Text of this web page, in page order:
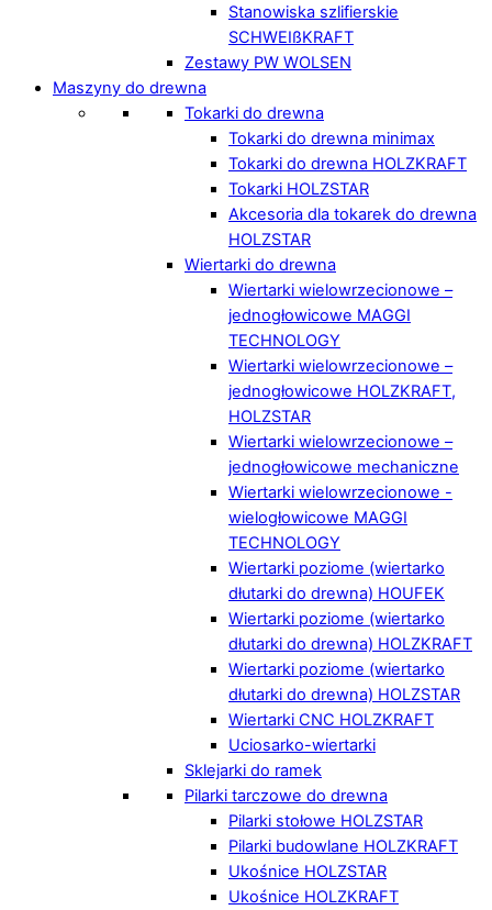
Stanowiska szlifierskie
SCHWEIßKRAFT
Zestawy PW WOLSEN
Maszyny do drewna
Tokarki do drewna
Tokarki do drewna minimax
Tokarki do drewna HOLZKRAFT
Tokarki HOLZSTAR
Akcesoria dla tokarek do drewna
HOLZSTAR
Wiertarki do drewna
Wiertarki wielowrzecionowe –
jednogłowicowe MAGGI
TECHNOLOGY
Wiertarki wielowrzecionowe –
jednogłowicowe HOLZKRAFT,
HOLZSTAR
Wiertarki wielowrzecionowe –
jednogłowicowe mechaniczne
Wiertarki wielowrzecionowe -
wielogłowicowe MAGGI
TECHNOLOGY
Wiertarki poziome (wiertarko
dłutarki do drewna) HOUFEK
Wiertarki poziome (wiertarko
dłutarki do drewna) HOLZKRAFT
Wiertarki poziome (wiertarko
dłutarki do drewna) HOLZSTAR
Wiertarki CNC HOLZKRAFT
Uciosarko-wiertarki
Sklejarki do ramek
Pilarki tarczowe do drewna
Pilarki stołowe HOLZSTAR
Pilarki budowlane HOLZKRAFT
Ukośnice HOLZSTAR
Ukośnice HOLZKRAFT